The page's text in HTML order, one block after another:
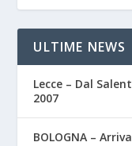
ULTIME NEWS
Lecce – Dal
2007
BOLOGNA –